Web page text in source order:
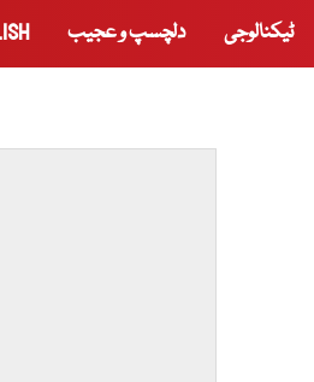
ٹیکنالوجی دلچسپ و عجیب